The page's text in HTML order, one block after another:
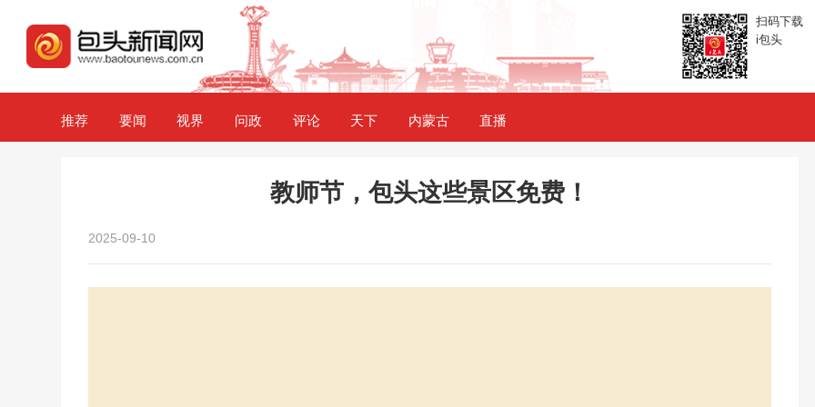
扫码下载
i包头
推荐 要闻 视界 问政 评论 天下 内蒙古 直播
教师节，包头这些景区免费！
2025-09-10